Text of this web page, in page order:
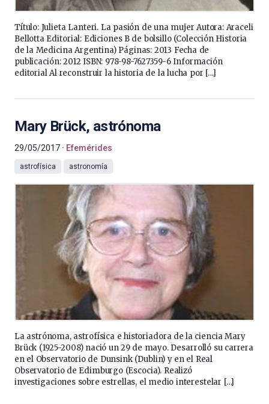
Título: Julieta Lanteri. La pasión de una mujer Autora: Araceli
Bellotta Editorial: Ediciones B de bolsillo (Colección Historia
de la Medicina Argentina) Páginas: 2013 Fecha de
publicación: 2012 ISBN: 978-98-7627359-6 Información
editorial Al reconstruir la historia de la lucha por […]
Mary Brück, astrónoma
29/05/2017 Efemérides
astrofísica astronomía
La astrónoma, astrofísica e historiadora de la ciencia Mary
Brück (1925-2008) nació un 29 de mayo. Desarrolló su carrera
en el Observatorio de Dunsink (Dublin) y en el Real
Observatorio de Edimburgo (Escocia). Realizó
investigaciones sobre estrellas, el medio interestelar […]